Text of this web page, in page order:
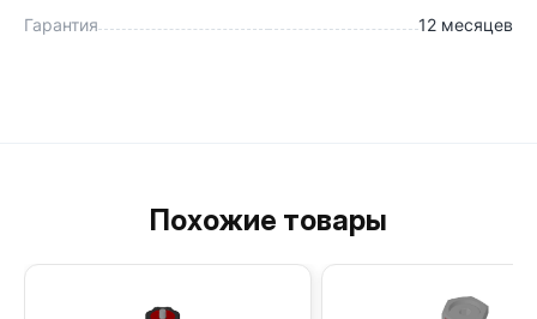
Гарантия 12 месяцев
Похожие товары